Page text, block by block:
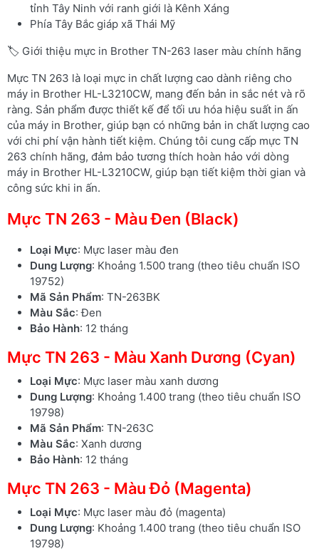
tỉnh Tây Ninh với ranh giới là Kênh Xáng
Phía Tây Bắc giáp xã Thái Mỹ
🏷️ Giới thiệu mực in Brother TN-263 laser màu chính hãng
Mực TN 263 là loại mực in chất lượng cao dành riêng cho
máy in Brother HL-L3210CW, mang đến bản in sắc nét và rõ
ràng. Sản phẩm được thiết kế để tối ưu hóa hiệu suất in ấn
của máy in Brother, giúp bạn có những bản in chất lượng cao
với chi phí vận hành tiết kiệm. Chúng tôi cung cấp mực TN
263 chính hãng, đảm bảo tương thích hoàn hảo với dòng
máy in Brother HL-L3210CW, giúp bạn tiết kiệm thời gian và
công sức khi in ấn.
Mực TN 263 - Màu Đen (Black)
Loại Mực: Mực laser màu đen
Dung Lượng: Khoảng 1.500 trang (theo tiêu chuẩn ISO
19752)
Mã Sản Phẩm: TN-263BK
Màu Sắc: Đen
Bảo Hành: 12 tháng
Mực TN 263 - Màu Xanh Dương (Cyan)
Loại Mực: Mực laser màu xanh dương
Dung Lượng: Khoảng 1.400 trang (theo tiêu chuẩn ISO
19798)
Mã Sản Phẩm: TN-263C
Màu Sắc: Xanh dương
Bảo Hành: 12 tháng
Mực TN 263 - Màu Đỏ (Magenta)
Loại Mực: Mực laser màu đỏ (magenta)
Dung Lượng: Khoảng 1.400 trang (theo tiêu chuẩn ISO
19798)